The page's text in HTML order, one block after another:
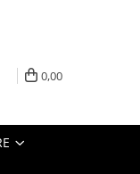
0,00